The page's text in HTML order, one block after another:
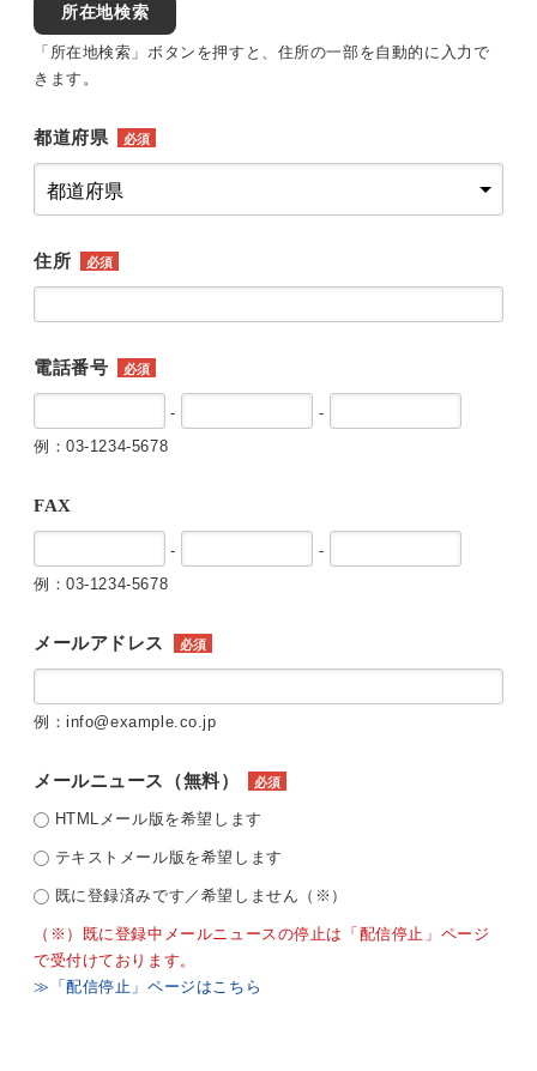
所在地検索
「所在地検索」ボタンを押すと、住所の一部を自動的に入力で
きます。
都道府県 必須
住所 必須
電話番号 必須
-
-
例：03-1234-5678
FAX
-
-
例：03-1234-5678
メールアドレス 必須
例：info@example.co.jp
メールニュース（無料） 必須
HTMLメール版を希望します
テキストメール版を希望します
既に登録済みです／希望しません（※）
（※）既に登録中メールニュースの停止は「配信停止」ページ
で受付けております。
≫「配信停止」ページはこちら